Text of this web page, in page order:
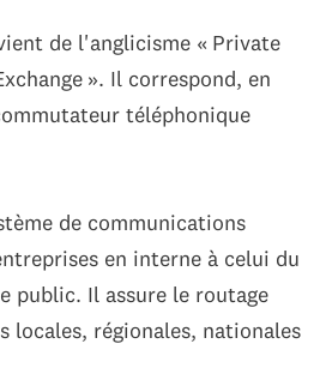
de l'anglicisme « Private
». Il correspond, en
téléphonique
de communications
en interne à celui du
public. Il assure le routage
locales, régionales, nationales